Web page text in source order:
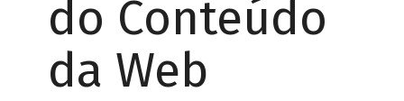
do Conteúdo
da Web